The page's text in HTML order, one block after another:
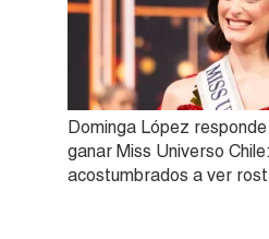
Dominga López
ganar Miss Universo
acostumbrados a ver